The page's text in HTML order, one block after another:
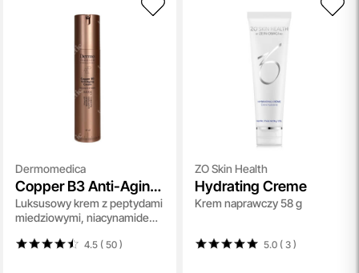
Dermomedica
Copper B3 Anti-Aging
Cream
Luksusowy krem z peptydami
miedziowymi, niacynamidem i
4.5 ( 50)
ZO Skin Health
Hydrating Creme
Krem naprawczy 58 g
5.0 ( 3)